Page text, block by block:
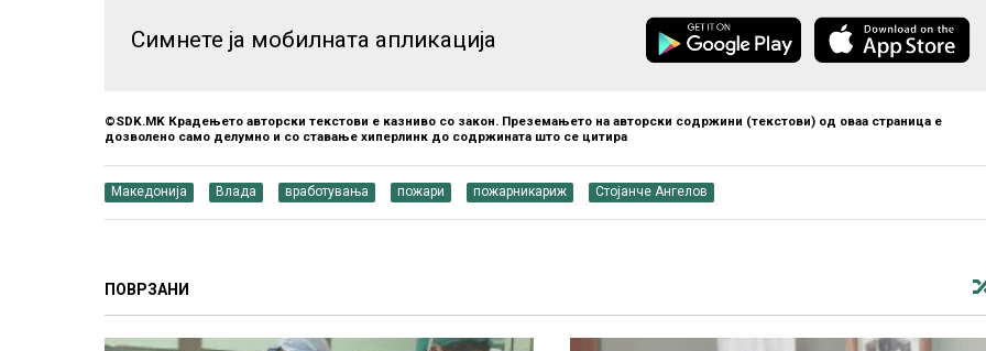
Симнете ја мобилната апликација
©SDK.MK Крадењето авторски текстови е казниво со закон. Преземањето на авторски содржини (текстови) од оваа страница е
дозволено само делумно и со ставање хиперлинк до содржината што се цитира
Македонија Влада вработувања пожари пожарникариж Стојанче Ангелов
ПОВРЗАНИ